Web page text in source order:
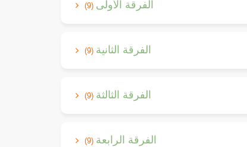
الفرقة الأولى (9)
الفرقة الثانية (9)
الفرقة الثالثة (9)
الفرقة الرابعة (9)